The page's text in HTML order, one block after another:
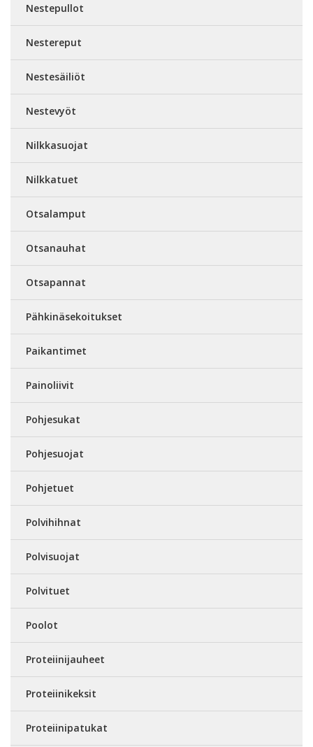
Nestepullot
Nestereput
Nestesäiliöt
Nestevyöt
Nilkkasuojat
Nilkkatuet
Otsalamput
Otsanauhat
Otsapannat
Pähkinäsekoitukset
Paikantimet
Painoliivit
Pohjesukat
Pohjesuojat
Pohjetuet
Polvihihnat
Polvisuojat
Polvituet
Poolot
Proteiinijauheet
Proteiinikeksit
Proteiinipatukat